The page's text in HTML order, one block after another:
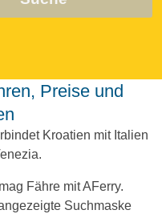
Kroatien mit Italien
Fähre mit AFerry.
Suchmaske